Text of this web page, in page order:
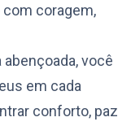
com coragem,
você
em cada
conforto, paz